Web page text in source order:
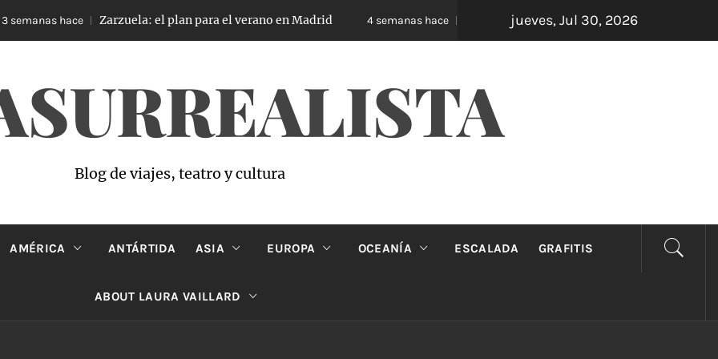
hace Zarzuela: el plan para el verano en Madrid 4 semanas hace Oveja Negra: el unipersonal que se ríe de los
jueves, Jul 30, 2026
Blog de viajes, teatro y cultura
AMÉRICA ANTÁRTIDA ASIA EUROPA OCEANÍA ESCALADA GRAFITIS
ABOUT LAURA VAILLARD